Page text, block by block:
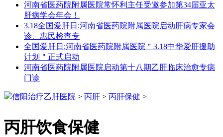
河南省医药院附属医院常怀利主任受邀参加第34届亚太
肝病学会年会！
3.18全国爱肝日:河南省医药院附属医院启动肝病专家会
诊、惠民检查专
全国爱肝日:河南省医药院附属医院＂3.18中华爱肝援助
计划＂正式启动
河南省医药院附属医院启动第十八期乙肝临床治愈专病
门诊
信阳治疗乙肝医院 > 丙肝 > 丙肝保健 >
丙肝饮食保健